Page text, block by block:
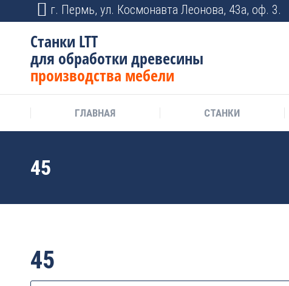
г. Пермь, ул. Космонавта Леонова, 43а, оф. 3.
Станки LTT
для обработки древесины
производства мебели
ГЛАВНАЯ СТАНКИ
45
45